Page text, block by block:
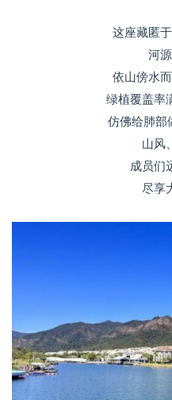
这座藏匿
河
依山傍水
绿植覆盖率
仿佛给肺部
山风
成员们
尽享